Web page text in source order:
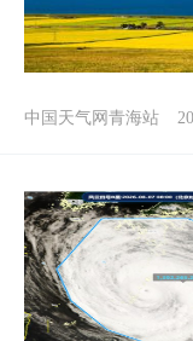
中国天气网青海站